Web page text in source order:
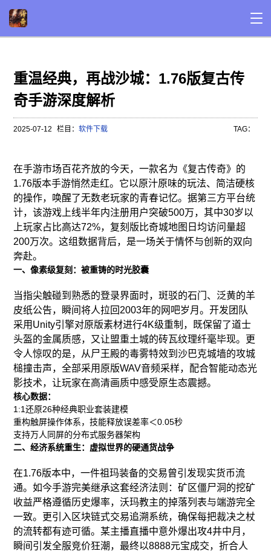
重温经典，再战沙城：1.76版复古传
奇手游深度解析
2025-07-12 栏目：软件下载 TAG：
在手游市场百花齐放的今天，一款名为《复古传奇》的
1.76版本手游悄然走红。它以原汁原味的玩法、简洁硬核
的操作，唤醒了无数老玩家的青春记忆。据第三方平台统
计，该游戏上线半年内注册用户突破500万，其中30岁以
上玩家占比高达72%，复刻版比奇城地图日均访问量超
200万次。这组数据背后，是一场关于情怀与创新的双向
奔赴。
一、像素级复刻：被重铸的时光胶囊
当指尖触碰到熟悉的登录界面时，斑驳的石门、泛黄的羊
皮纸公告，瞬间将人拉回2003年的网吧岁月。开发团队
采用Unity引擎对原版素材进行4K级重制，既保留了道士
头盔的金属质感，又让盟重土城的砖瓦纹理纤毫毕现。更
令人惊叹的是，从尸王殿的毒雾特效到沙巴克城墙的攻城
槌撞击声，全部采用原版WAV音频采样，配合智能动态光
影技术，让玩家在高清画质中感受原生态震撼。
核心数据：
1:1还原26种经典职业套装建模
重构触屏操作体系，技能释放误差率＜0.05秒
支持万人同屏的分布式服务器架构
二、经济系统重生：虚拟世界的硬通货战争
在1.76版本中，一件祖玛装备的交易曾引发现实货币流
通。如今手游完美继承这套经济法则：矿区僵尸洞的挖矿
收益严格遵循历史爆率，沃玛教主的掉落列表与端游完全
一致。更引入区块链式交易追溯系统，确保每把裁决之杖
的流转都有迹可循。某主播直播中意外爆出攻4井中月，
瞬间引发全服竞价狂潮，最终以8888元宝成交，折合人